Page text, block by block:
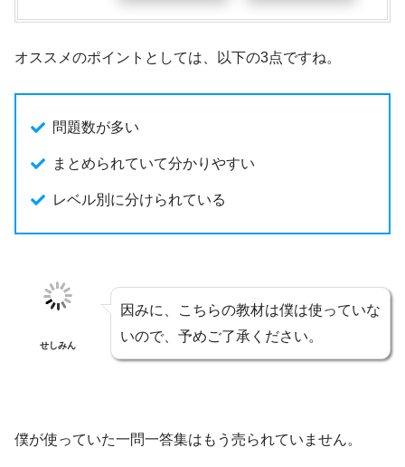
オススメのポイントとしては、以下の3点ですね。
問題数が多い
まとめられていて分かりやすい
レベル別に分けられている
せしみん
因みに、こちらの教材は僕は使っていな
いので、予めご了承ください。
僕が使っていた一問一答集はもう売られていません。